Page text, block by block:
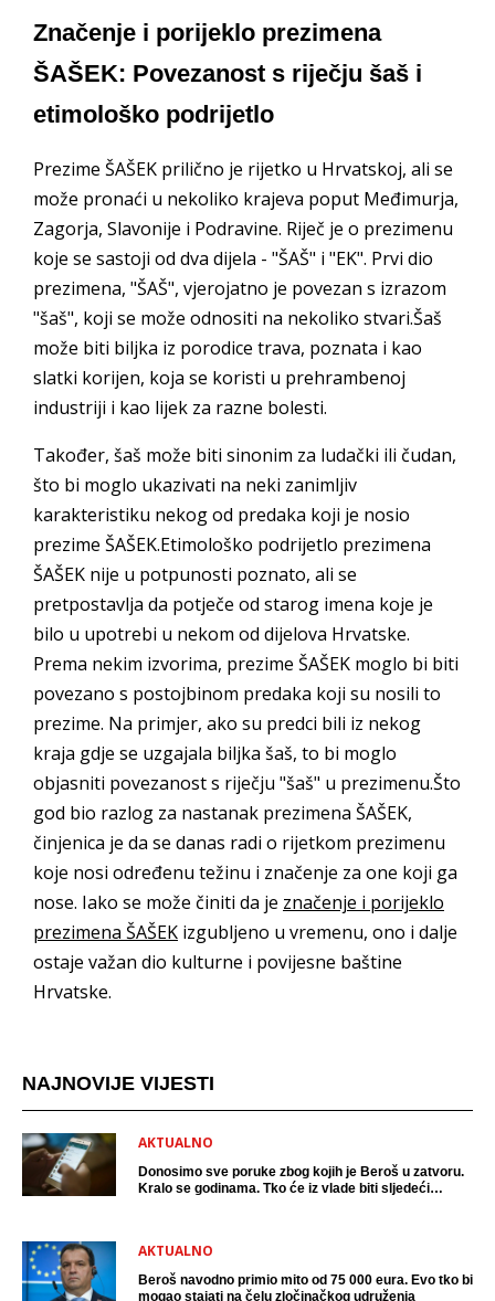
Značenje i porijeklo prezimena
ŠAŠEK: Povezanost s riječju šaš i
etimološko podrijetlo
Prezime ŠAŠEK prilično je rijetko u Hrvatskoj, ali se
može pronaći u nekoliko krajeva poput Međimurja,
Zagorja, Slavonije i Podravine. Riječ je o prezimenu
koje se sastoji od dva dijela - "ŠAŠ" i "EK". Prvi dio
prezimena, "ŠAŠ", vjerojatno je povezan s izrazom
"šaš", koji se može odnositi na nekoliko stvari.Šaš
može biti biljka iz porodice trava, poznata i kao
slatki korijen, koja se koristi u prehrambenoj
industriji i kao lijek za razne bolesti.
Također, šaš može biti sinonim za ludački ili čudan,
što bi moglo ukazivati na neki zanimljiv
karakteristiku nekog od predaka koji je nosio
prezime ŠAŠEK.Etimološko podrijetlo prezimena
ŠAŠEK nije u potpunosti poznato, ali se
pretpostavlja da potječe od starog imena koje je
bilo u upotrebi u nekom od dijelova Hrvatske.
Prema nekim izvorima, prezime ŠAŠEK moglo bi biti
povezano s postojbinom predaka koji su nosili to
prezime. Na primjer, ako su predci bili iz nekog
kraja gdje se uzgajala biljka šaš, to bi moglo
objasniti povezanost s riječju "šaš" u prezimenu.Što
god bio razlog za nastanak prezimena ŠAŠEK,
činjenica je da se danas radi o rijetkom prezimenu
koje nosi određenu težinu i značenje za one koji ga
nose. Iako se može činiti da je značenje i porijeklo
prezimena ŠAŠEK izgubljeno u vremenu, ono i dalje
ostaje važan dio kulturne i povijesne baštine
Hrvatske.
NAJNOVIJE VIJESTI
AKTUALNO
Donosimo sve poruke zbog kojih je Beroš u zatvoru.
Kralo se godinama. Tko će iz vlade biti sljedeći
AKTUALNO
Beroš navodno primio mito od 75 000 eura. Evo tko bi
mogao stajati na čelu zločinačkog udruženja